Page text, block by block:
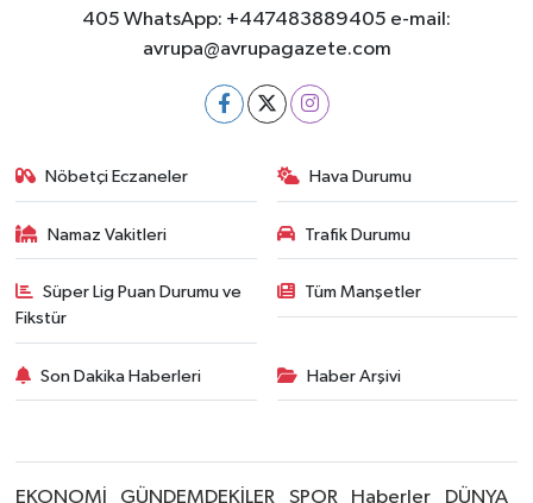
405 WhatsApp: +447483889405 e-mail:
avrupa@avrupagazete.com
Nöbetçi Eczaneler Hava Durumu
Namaz Vakitleri Trafik Durumu
Süper Lig Puan Durumu ve
Fikstür
Tüm Manşetler
Son Dakika Haberleri Haber Arşivi
EKONOMİ GÜNDEMDEKİLER SPOR Haberler DÜNYA